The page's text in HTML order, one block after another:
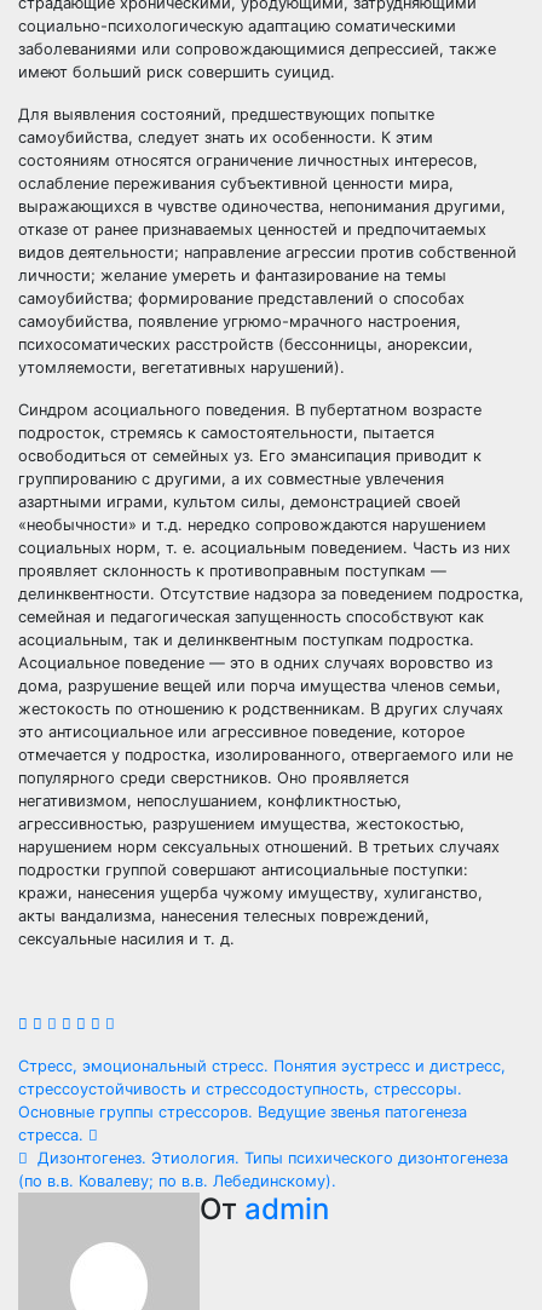
социально-психологическую адаптацию соматическими
заболеваниями или сопровождающимися депрессией, также
имеют больший риск совершить суицид.
Для выявления состояний, предшествующих попытке
самоубийства, следует знать их особенности. К этим
состояниям относятся ограничение личностных интересов,
ослабление переживания субъективной ценности мира,
выражающихся в чувстве одиночества, непонимания другими,
отказе от ранее признаваемых ценностей и предпочитаемых
видов деятельности; направление агрессии против собственной
личности; желание умереть и фантазирование на темы
самоубийства; формирование представлений о способах
самоубийства, появление угрюмо-мрачного настроения,
психосоматических расстройств (бессонницы, анорексии,
утомляемости, вегетативных нарушений).
Синдром асоциального поведения. В пубертатном возрасте
подросток, стремясь к самостоятельности, пытается
освободиться от семейных уз. Его эмансипация приводит к
группированию с другими, а их совместные увлечения
азартными играми, культом силы, демонстрацией своей
«необычности» и т.д. нередко сопровождаются нарушением
социальных норм, т. е. асоциальным поведением. Часть из них
проявляет склонность к противоправным поступкам —
делинквентности. Отсутствие надзора за поведением подростка,
семейная и педагогическая запущенность способствуют как
асоциальным, так и делинквентным поступкам подростка.
Асоциальное поведение — это в одних случаях воровство из
дома, разрушение вещей или порча имущества членов семьи,
жестокость по отношению к родственникам. В других случаях
это антисоциальное или агрессивное поведение, которое
отмечается у подростка, изолированного, отвергаемого или не
популярного среди сверстников. Оно проявляется
негативизмом, непослушанием, конфликтностью,
агрессивностью, разрушением имущества, жестокостью,
нарушением норм сексуальных отношений. В третьих случаях
подростки группой совершают антисоциальные поступки:
кражи, нанесения ущерба чужому имуществу, хулиганство,
акты вандализма, нанесения телесных повреждений,
сексуальные насилия и т. д.
Навигация
по
записям
Стресс, эмоциональный стресс. Понятия эустресс и дистресс,
стрессоустойчивость и стрессодоступность, стрессоры.
Основные группы стрессоров. Ведущие звенья патогенеза
стресса.
Дизонтогенез. Этиология. Типы психического дизонтогенеза
(по в.в. Ковалеву; по в.в. Лебединскому).
От admin